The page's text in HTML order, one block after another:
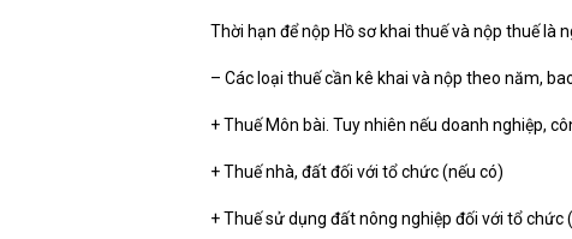
Thời hạn để nộp Hồ sơ khai thuế và nộp thuế là
– Các loại thuế cần kê khai và nộp theo năm,
+ Thuế Môn bài. Tuy nhiên nếu doanh nghiệp,
+ Thuế nhà, đất đối với tổ chức (nếu có)
+ Thuế sử dụng đất nông nghiệp đối với tổ chức